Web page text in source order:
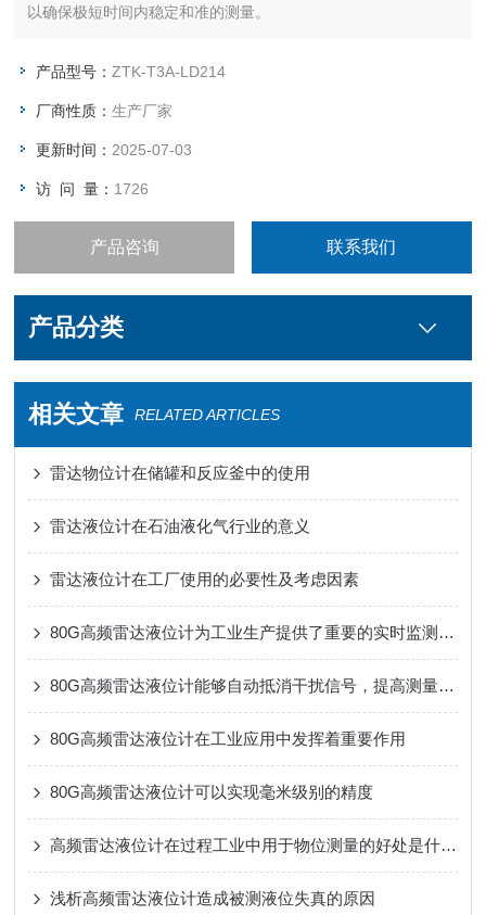
以确保极短时间内稳定和准的测量。
产品型号：ZTK-T3A-LD214
厂商性质：生产厂家
更新时间： 2025-07-03
访 问 量： 1726
产品咨询 联系我们
产品分类
相关文章 RELATED ARTICLES
雷达物位计在储罐和反应釜中的使用
雷达液位计在石油液化气行业的意义
雷达液位计在工厂使用的必要性及考虑因素
80G高频雷达液位计为工业生产提供了重要的实时监测和控制手段
80G高频雷达液位计能够自动抵消干扰信号，提高测量的准确性
80G高频雷达液位计在工业应用中发挥着重要作用
80G高频雷达液位计可以实现毫米级别的精度
高频雷达液位计在过程工业中用于物位测量的好处是什么？
浅析高频雷达液位计造成被测液位失真的原因